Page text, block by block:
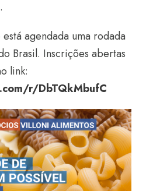
agendada uma rodada
Brasil. Inscrições abertas
link:
r/DbTQkMbufC